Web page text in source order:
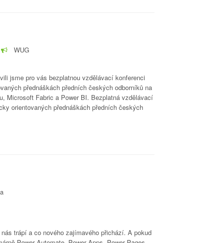
WUG
jsme pro vás bezplatnou vzdělávací konferenci
přednáškách předních českých odborníků na
Microsoft Fabric a Power BI. Bezplatná vzdělávací
orientovaných přednáškách předních českých
trápí a co nového zajímavého přichází. A pokud